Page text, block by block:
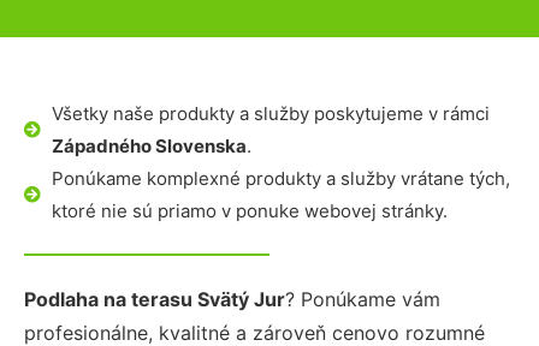
Všetky naše produkty a služby poskytujeme v rámci
Západného Slovenska.
Ponúkame komplexné produkty a služby vrátane tých,
ktoré nie sú priamo v ponuke webovej stránky.
Podlaha na terasu Svätý Jur? Ponúkame vám
profesionálne, kvalitné a zároveň cenovo rozumné